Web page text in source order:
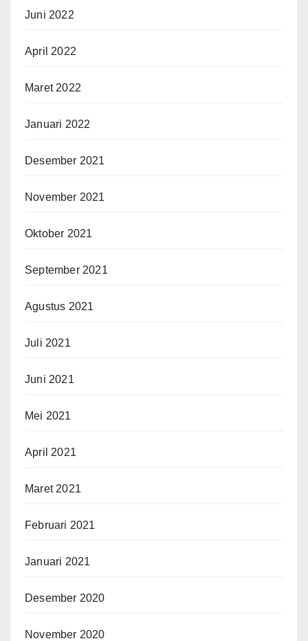
Juni 2022
April 2022
Maret 2022
Januari 2022
Desember 2021
November 2021
Oktober 2021
September 2021
Agustus 2021
Juli 2021
Juni 2021
Mei 2021
April 2021
Maret 2021
Februari 2021
Januari 2021
Desember 2020
November 2020